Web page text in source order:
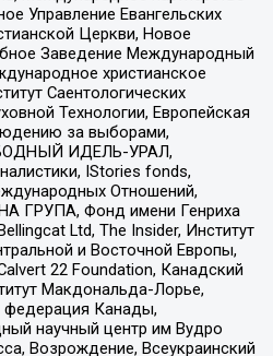
Управление Евангельских
Церкви, Новое
Заведение Международный
христианское
Саентологических
Технологии, Европейская
за выборами,
ИДЕЛЬ-УРАЛ,
IStories fonds,
Отношений,
ГРУПА, Фонд имени Генриха
Ltd, The Insider, Институт
и Восточной Европы,
22 Foundation, Канадский
Макдональда-Лорье,
федерация Канады,
научный центр им Вудро
Возрождение, Всеукраинский